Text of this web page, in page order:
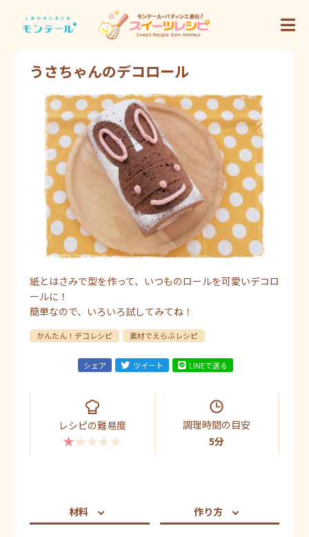
うさちゃんのデコロール
紙とはさみで型を作って、いつものロールを可愛いデコロ
ールに！
簡単なので、いろいろ試してみてね！
かんたん！デコレシピ 素材でえらぶレシピ
シェア ツイート LINEで送る
レシピの難易度
★★★★★
調理時間の目安
5分
材料 作り方